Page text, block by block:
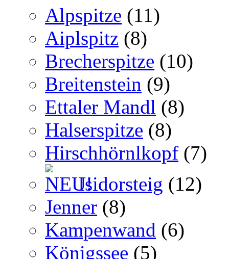
Alpspitze (11)
Aiplspitz (8)
Brecherspitze (10)
Breitenstein (9)
Ettaler Mandl (8)
Halserspitze (8)
Hirschhörnlkopf (7)
Isidorsteig (12)
Jenner (8)
Kampenwand (6)
Königssee (5)